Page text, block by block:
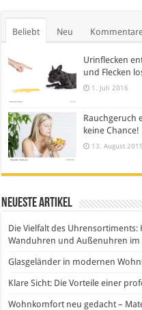
Beliebt Neu
Urinflecken
und Flecken
1. Juli 2016
Rauchgeruch
keine Chance!
13. August 2015
Neueste Artikel
Die Vielfalt des Uhrensortiments:
Wanduhren und Außenuhren im
Glasgeländer in modernen
Klare Sicht: Die Vorteile einer
Wohnkomfort neu gedacht –